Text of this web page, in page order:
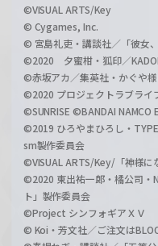
©VISUAL ARTS/Key
© Cygames, Inc.
© 宮島礼吏・講談社／「彼女
©2020 夕蜜柑・狐印／
©赤坂アカ／集英社・かぐや
©2020 プロジェクトラブライ
©SUNRISE ©BANDAI
©2019 ひろやまひろし・
sm製作委員会
©VISUAL ARTS/Key/「神様
©2020 東出祐一郎・橘公司・
ト」製作委員会
©Project シンフォギアＸＶ
© Koi・芳文社／ご注文は